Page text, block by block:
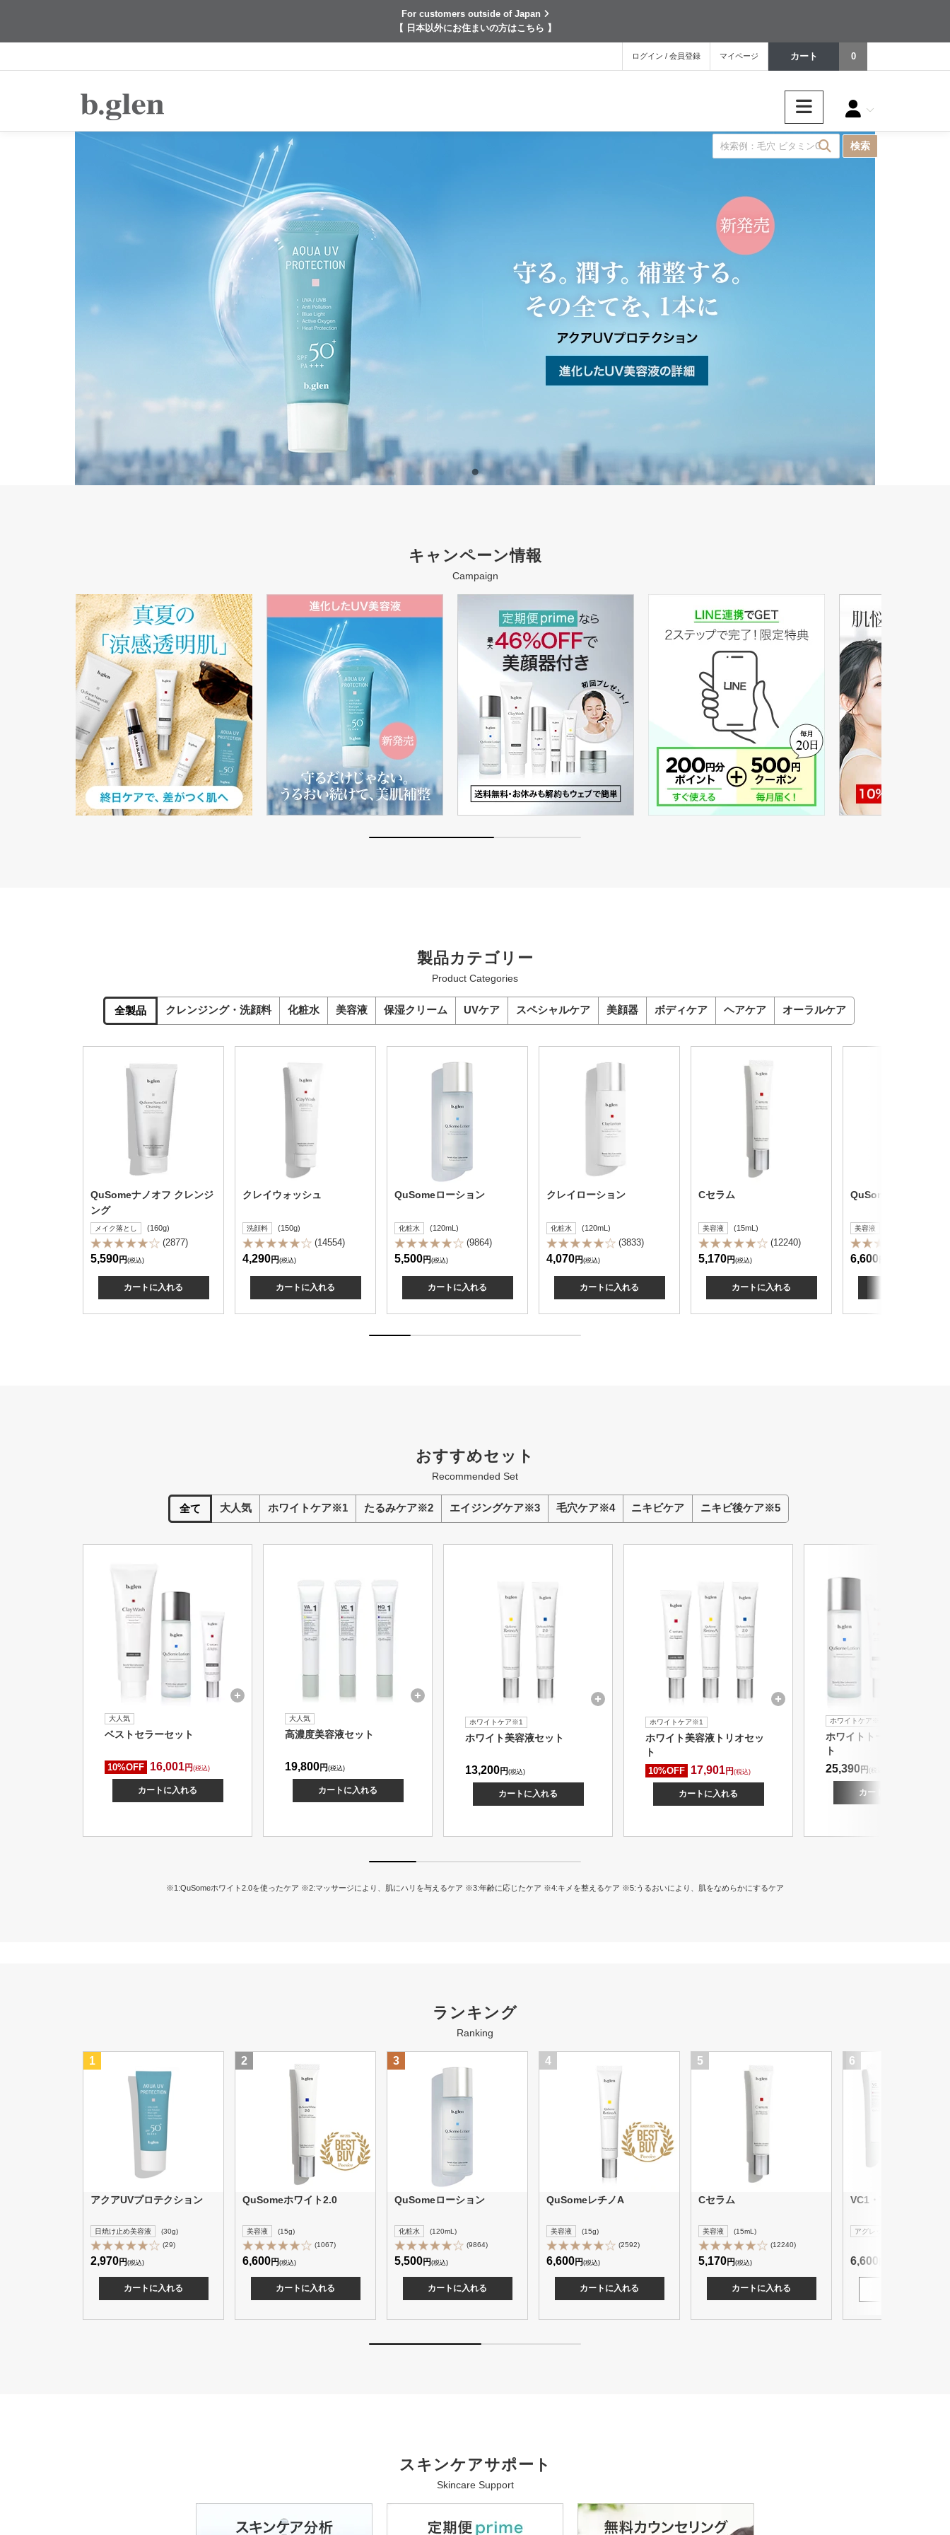
For customers outside of Japan
【 日本以外にお住まいの方はこちら 】
カート 0
ログイン / 会員登録 マイページ
キャンペーン情報
Campaign
製品カテゴリー
Product Categories
全製品 クレンジング・洗顔料 化粧水 美容液 保湿クリーム UVケア スペシャルケア 美顔器 ボディケア ヘアケア オーラルケア
QuSomeナノオフ クレンジ
ング
メイク落とし (160g)
(2877)
5,590円 (税込)
カートに入れる
クレイウォッシュ
洗顔料 (150g)
(14554)
4,290円 (税込)
カートに入れる
QuSomeローション
化粧水 (120mL)
(9864)
5,500円 (税込)
カートに入れる
クレイローション
化粧水 (120mL)
(3833)
4,070円 (税込)
カートに入れる
Cセラム
美容液 (15mL)
(12240)
5,170円 (税込)
カートに入れる
QuSomeレチノA
美容液
6,600
おすすめセット
Recommended Set
全て 大人気 ホワイトケア※1 たるみケア※2 エイジングケア※3 毛穴ケア※4 ニキビケア ニキビ後ケア※5
大人気
ベストセラーセット
10%OFF 16,001円 (税込)
カートに入れる
大人気
高濃度美容液セット
19,800円 (税込)
カートに入れる
ホワイトケア※1
ホワイト美容液セット
13,200円(税込)
カートに入れる
ホワイトケア※1
ホワイト美容液トリオセッ
ト
10%OFF 17,901円(税込)
カートに入れる
ホワイトケア※1
ホワイトトータルケアセッ
ト
25,390円 (税込)
カートに入れる
※1:QuSomeホワイト2.0を使ったケア ※2:マッサージにより、肌にハリを与えるケア ※3:年齢に応じたケア ※4:キメを整えるケア ※5:うるおいにより、肌をなめらかにするケア
ランキング
Ranking
1
アクアUVプロテクション
日焼け止め美容液
(30g)
(29)
2,970円 (税込)
カートに入れる
2
QuSomeホワイト2.0
美容液
(15g)
(1067)
6,600円 (税込)
カートに入れる
3
QuSomeローション
化粧水
(120mL)
(9864)
5,500円 (税込)
カートに入れる
4
QuSomeレチノA
美容液
(15g)
(2592)
6,600円 (税込)
カートに入れる
5
Cセラム
美容液
(15mL)
(12240)
5,170円 (税込)
カートに入れる
6
VC1・VA1・HQ1セラ
アグレッシブ美容液
6,600
スキンケアサポート
Skincare Support